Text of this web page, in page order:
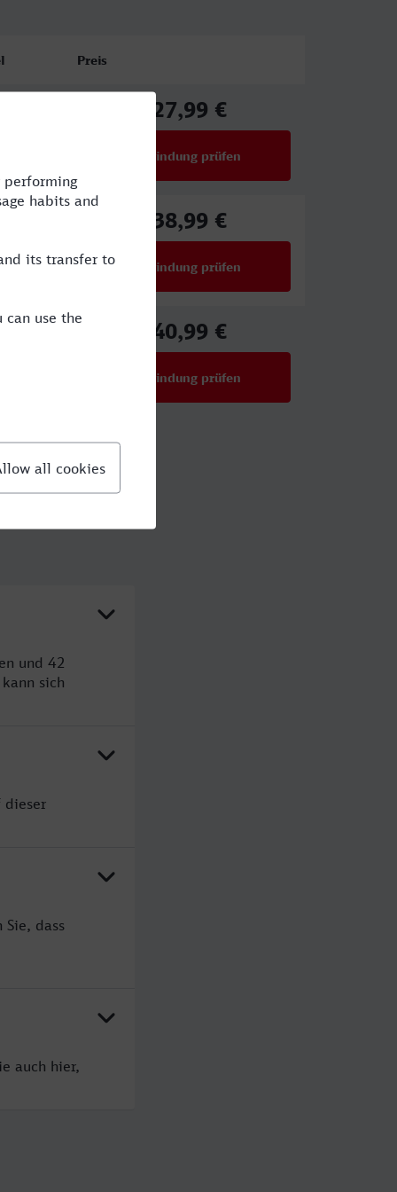
Preis
27,99 €
Verbindung prüfen
38,99 €
Verbindung prüfen
40,99 €
Verbindung prüfen
und 42
sich
dieser
dass
auch hier,